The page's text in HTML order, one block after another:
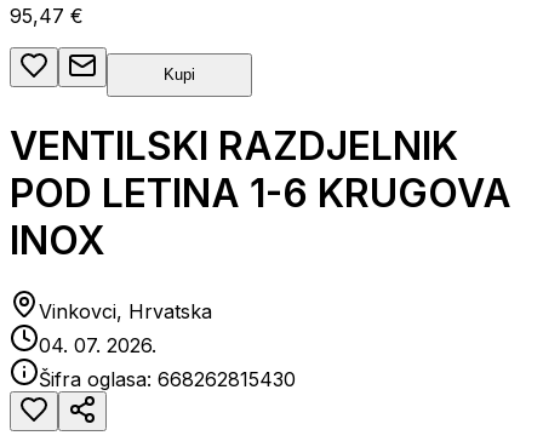
95,47 €
Kupi
VENTILSKI RAZDJELNIK
POD LETINA 1-6 KRUGOVA
INOX
Vinkovci, Hrvatska
04. 07. 2026.
Šifra oglasa: 668262815430